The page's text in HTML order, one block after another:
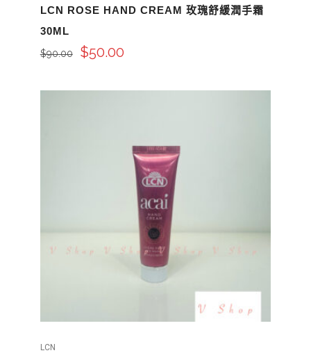
LCN ROSE HAND CREAM 玫瑰舒緩潤手霜
30ML
$90.00 $50.00
LCN